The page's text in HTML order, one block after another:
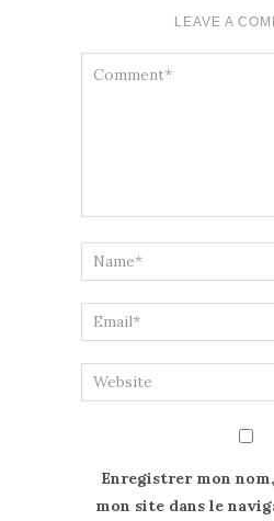
LEAVE A
Enregistrer mon
mon site dans le